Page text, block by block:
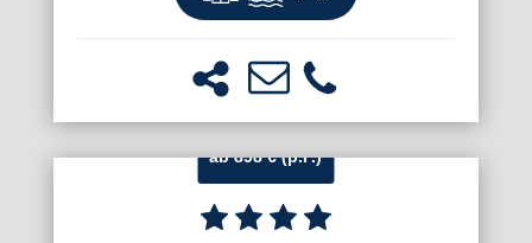
ab 898 € (p.P.)